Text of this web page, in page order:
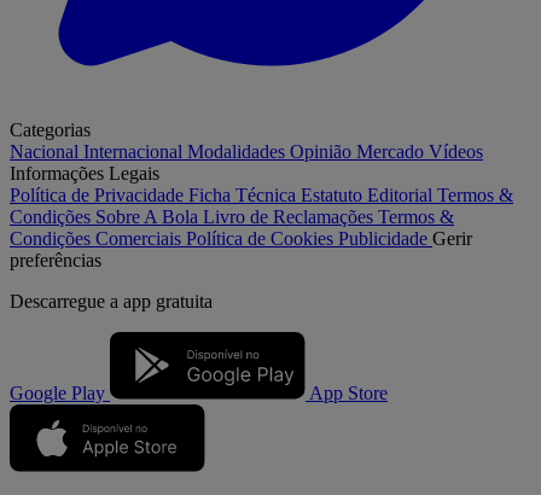
Categorias
Nacional Internacional Modalidades Opinião Mercado Vídeos
Informações Legais
Política de Privacidade Ficha Técnica Estatuto Editorial Termos &
Condições Sobre A Bola Livro de Reclamações Termos &
Condições Comerciais Política de Cookies Publicidade Gerir
preferências
Descarregue a app gratuita
Google Play App Store